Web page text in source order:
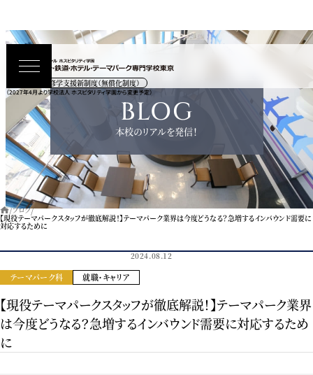
高等教育の修学支援新制度（無償化制度）
（2027年4月より学校法人 ホスピタリティ学園から変更予定）
BLOG
本校のリアルを発信！
ブログ
【現役テーマパークスタッフが徹底解説！】テーマパーク業界は今度どうなる？急増するインバウンド需要に
対応するために
2024.08.12
テーマパーク科 就職・キャリア
【現役テーマパークスタッフが徹底解説！】テーマパーク業界
は今度どうなる？急増するインバウンド需要に対応するため
に